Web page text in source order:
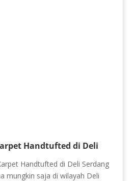
Handtufted di Deli
Handtufted di Deli Serdang
mungkin saja di wilayah Deli